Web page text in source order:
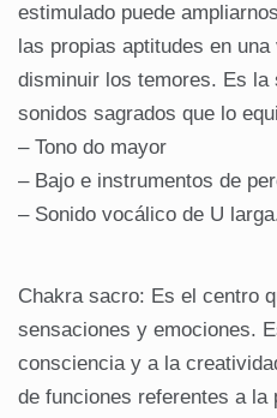
estimulado puede
las propias aptitudes en
disminuir los temores. Es la
sonidos sagrados que lo
– Tono do mayor
– Bajo e instrumentos de
– Sonido vocálico de U
Chakra sacro: Es el centro
sensaciones y emociones.
consciencia y a la
de funciones referentes a la